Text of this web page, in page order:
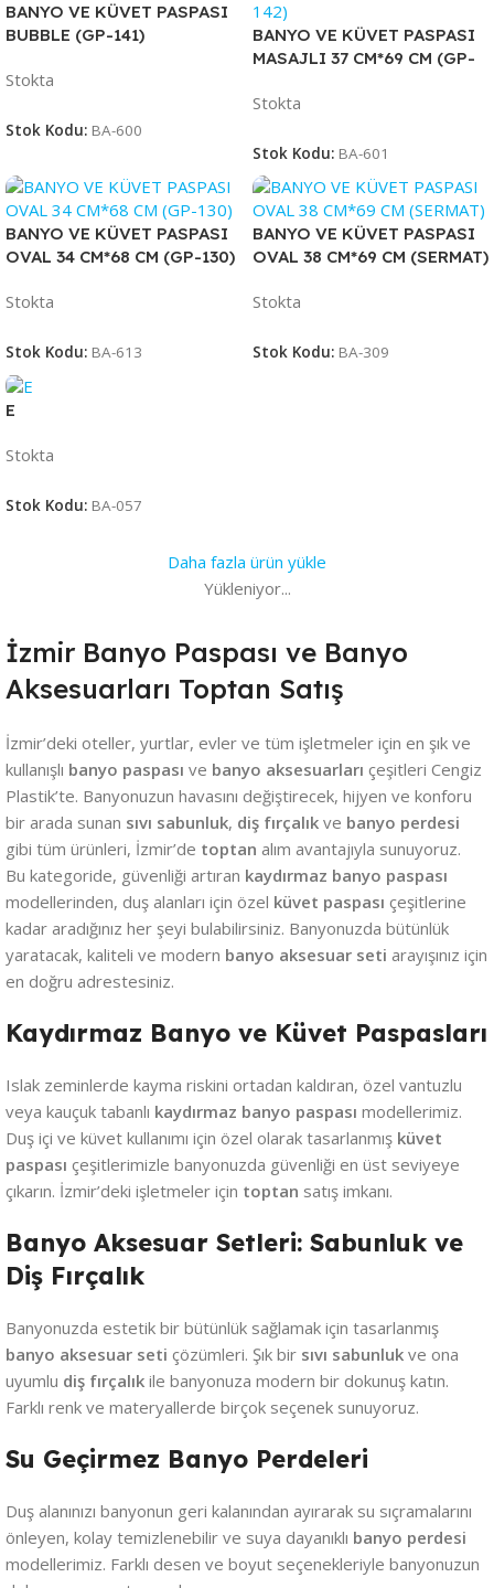
BANYO VE KÜVET PASPASI
BUBBLE (GP-141)
Stokta
Stok Kodu: BA-600
BANYO VE KÜVET PASPASI
MASAJLI 37 CM*69 CM (GP-
Stokta
Stok Kodu: BA-601
BANYO VE KÜVET PASPASI
OVAL 34 CM*68 CM (GP-130)
Stokta
Stok Kodu: BA-613
BANYO VE KÜVET PASPASI
OVAL 38 CM*69 CM (SERMAT)
Stokta
Stok Kodu: BA-309
E
Stokta
Stok Kodu: BA-057
Daha fazla ürün yükle
Yükleniyor...
İzmir Banyo Paspası ve Banyo
Aksesuarları Toptan Satış
İzmir’deki oteller, yurtlar, evler ve tüm işletmeler için en şık ve
kullanışlı banyo paspası ve banyo aksesuarları çeşitleri Cengiz
Plastik’te. Banyonuzun havasını değiştirecek, hijyen ve konforu
bir arada sunan sıvı sabunluk, diş fırçalık ve banyo perdesi
gibi tüm ürünleri, İzmir’de toptan alım avantajıyla sunuyoruz.
Bu kategoride, güvenliği artıran kaydırmaz banyo paspası
modellerinden, duş alanları için özel küvet paspası çeşitlerine
kadar aradığınız her şeyi bulabilirsiniz. Banyonuzda bütünlük
yaratacak, kaliteli ve modern banyo aksesuar seti arayışınız için
en doğru adrestesiniz.
Kaydırmaz Banyo ve Küvet Paspasları
Islak zeminlerde kayma riskini ortadan kaldıran, özel vantuzlu
veya kauçuk tabanlı kaydırmaz banyo paspası modellerimiz.
Duş içi ve küvet kullanımı için özel olarak tasarlanmış küvet
paspası çeşitlerimizle banyonuzda güvenliği en üst seviyeye
çıkarın. İzmir’deki işletmeler için toptan satış imkanı.
Banyo Aksesuar Setleri: Sabunluk ve
Diş Fırçalık
Banyonuzda estetik bir bütünlük sağlamak için tasarlanmış
banyo aksesuar seti çözümleri. Şık bir sıvı sabunluk ve ona
uyumlu diş fırçalık ile banyonuza modern bir dokunuş katın.
Farklı renk ve materyallerde birçok seçenek sunuyoruz.
Su Geçirmez Banyo Perdeleri
Duş alanınızı banyonun geri kalanından ayırarak su sıçramalarını
önleyen, kolay temizlenebilir ve suya dayanıklı banyo perdesi
modellerimiz. Farklı desen ve boyut seçenekleriyle banyonuzun